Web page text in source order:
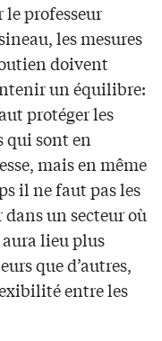
le professeur
les mesures
doivent
un équilibre:
protéger les
qui sont en
mais en même
il ne faut pas les
dans un secteur où
aura lieu plus
que d’autres,
entre les